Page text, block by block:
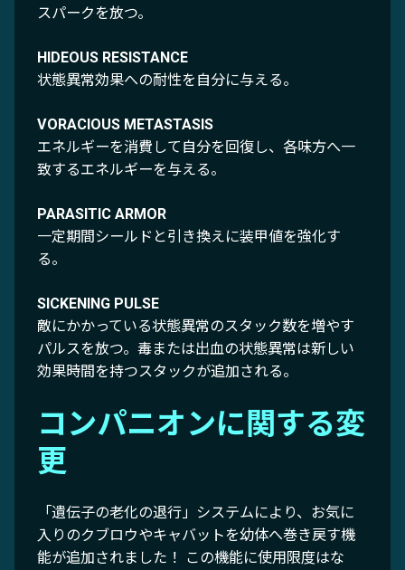
スパークを放つ。
HIDEOUS RESISTANCE
状態異常効果への耐性を自分に与える。
VORACIOUS METASTASIS
エネルギーを消費して自分を回復し、各味方へ一
致するエネルギーを与える。
PARASITIC ARMOR
一定期間シールドと引き換えに装甲値を強化す
る。
SICKENING PULSE
敵にかかっている状態異常のスタック数を増やす
パルスを放つ。毒または出血の状態異常は新しい
効果時間を持つスタックが追加される。
コンパニオンに関する変
更
「遺伝子の老化の退行」システムにより、お気に
入りのクブロウやキャバットを幼体へ巻き戻す機
能が追加されました！ この機能に使用限度はな